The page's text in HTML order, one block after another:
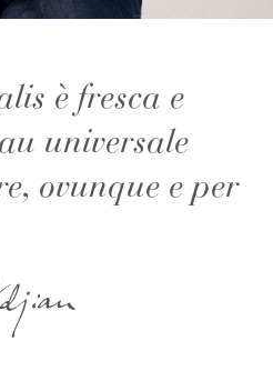
è fresca e
universale
ovunque e per